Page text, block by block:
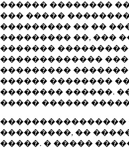
������ ��������
��� �����
��������� �� ��
��������� ��, ���
�������
�������������
���������
������ ��������
�������� ������.
����� ������
����������������
���������, ��
�����. � �����